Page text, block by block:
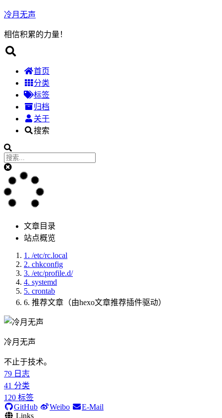
冷月无声
相信积累的力量！
首页
分类
标签
归档
关于
搜索
文章目录
站点概览
1. /etc/rc.local
2. chkconfig
3. /etc/profile.d/
4. systemd
5. crontab
6. 推荐文章（由hexo文章推荐插件驱动）
冷月无声
不止于技术。
79 日志
41 分类
120 标签
GitHub
Weibo
E-Mail
Links